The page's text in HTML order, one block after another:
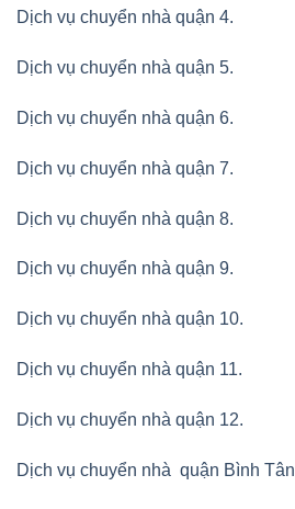
Dịch vụ chuyển nhà quận 4.
Dịch vụ chuyển nhà quận 5.
Dịch vụ chuyển nhà quận 6.
Dịch vụ chuyển nhà quận 7.
Dịch vụ chuyển nhà quận 8.
Dịch vụ chuyển nhà quận 9.
Dịch vụ chuyển nhà quận 10.
Dịch vụ chuyển nhà quận 11.
Dịch vụ chuyển nhà quận 12.
Dịch vụ chuyển nhà quận Bình Tân